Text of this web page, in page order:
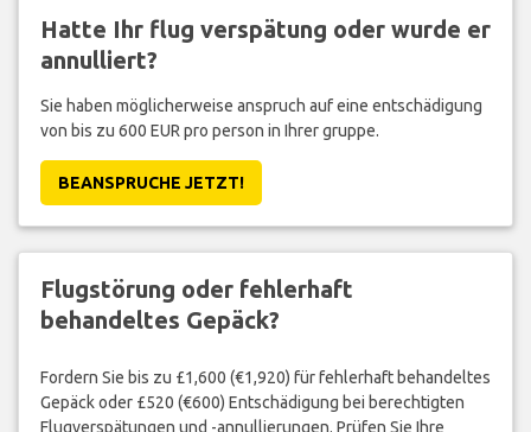
Hatte Ihr flug verspätung oder wurde er
annulliert?
Sie haben möglicherweise anspruch auf eine entschädigung
von bis zu 600 EUR pro person in Ihrer gruppe.
BEANSPRUCHE JETZT!
Flugstörung oder fehlerhaft
behandeltes Gepäck?
Fordern Sie bis zu £1,600 (€1,920) für fehlerhaft behandeltes
Gepäck oder £520 (€600) Entschädigung bei berechtigten
Flugverspätungen und -annullierungen. Prüfen Sie Ihre